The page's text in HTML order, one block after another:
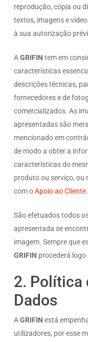
reprodução, cópia ou
textos, imagens e
à sua autorização
AGRIFIN tem em
características
descrições técnicas,
fornecedores e de
comercializados. As
apresentadas são
mencionado em
de modo a obter a
características do
produto ou serviço, ou
com oApoio ao Cliente.
São efetuados todos
apresentada se
imagem. Sempre que
GRIFIN procederá logo
2. Política
Dados
AGRIFIN está
utilizadores, por esse